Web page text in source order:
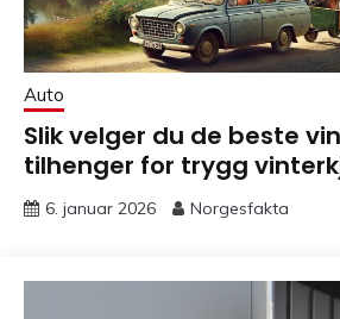
Auto
Slik velger du de beste
tilhenger for trygg
6. januar 2026 Norgesfakta